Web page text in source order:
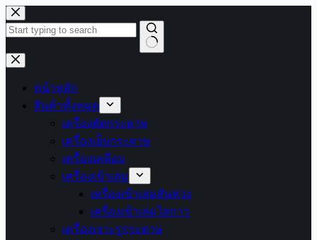
Skip
to
content
No
results
หน้าหลัก
สินค้าทั้งหมด
เครื่องตัดกระดาษ
เครื่องเย็บกระดาษ
เครื่องเคลือบ
เครื่องเข้าเล่ม
เครื่องเข้าเล่มสันห่วง
เครื่องเข้าเล่มไสกาว
เครื่องเจาะรูกระดาษ